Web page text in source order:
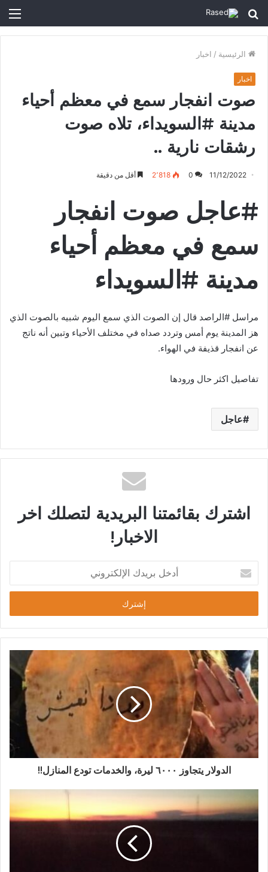
الرئيسية / اخبار
اخبار
صوت انفجار سمع في معظم أحياء
مدينة #السويداء، تلاه صوت
رشقات نارية ..
11/12/2022
0 2٬818 أقل من دقيقة
#عاجل صوت انفجار
سمع في معظم أحياء
مدينة #السويداء
مراسل #الراصد قال إن الصوت الذي سمع اليوم شبيه بالصوت الذي
هز المدينة يوم أمس وتردد صداه في مختلف الأحياء وتبين أنه ناتج
عن انفجار قذيفة في الهواء.
تفاصيل اكثر حال ورودها
عاجل
اشترك بقائمتنا البريدية لتصلك اخر
الاخبار!
الدولار يتجاوز ٦٠٠٠ ليرة، والخدمات تودع المنازل!!